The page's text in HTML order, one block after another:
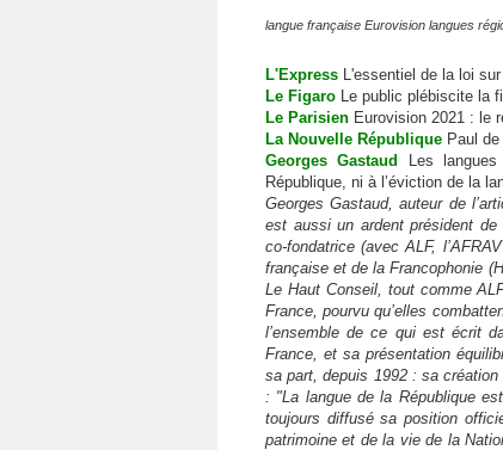
langue française Eurovision langues
L'Express L'essentiel de la loi
Le Figaro Le public plébiscite la
Le Parisien Eurovision 2021 : le
La Nouvelle République Paul
Georges Gastaud Les
République, ni à l’éviction de la
Georges Gastaud, auteur de
est aussi un ardent président
co-fondatrice (avec ALF,
française et de la Francophonie
Le Haut Conseil, tout comme
France, pourvu qu’elles
l’ensemble de ce qui est écrit
France, et sa présentation
sa part, depuis 1992 : sa
: "La langue de la République
toujours diffusé sa position
patrimoine et de la vie de la